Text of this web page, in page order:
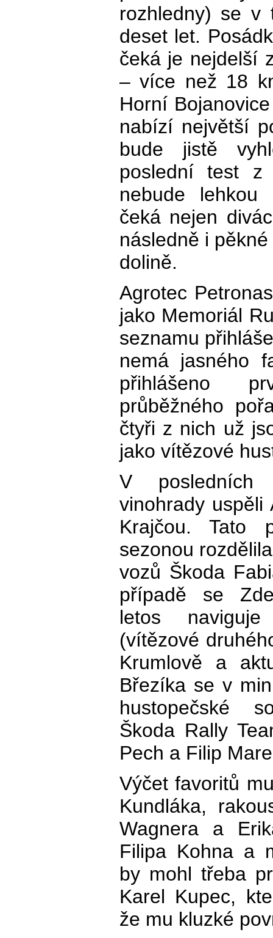
rozhledny) se v
deset let.
čeká je nejdelší
– více než 18
Horní
nabízí největší
bude jistě
poslední test z
nebude lehkou
čeká nejen
následně i
dolině.
Agrotec
jako Memoriál
seznamu
nemá jasného
přihlášeno
průběžného
čtyři z nich už
jako vítězové
V posledních
vinohrady uspěli
Krajčou. Tato
sezonou
vozů Škoda
případě se
letos naviguje
(vítězové
Krumlově a
Březíka se v
hustopečské
Škoda Rally
Pech a Filip
Výčet favoritů
Kundláka,
Wagnera a
Filipa Kohna a
by mohl třeba
Karel Kupec,
že mu kluzké